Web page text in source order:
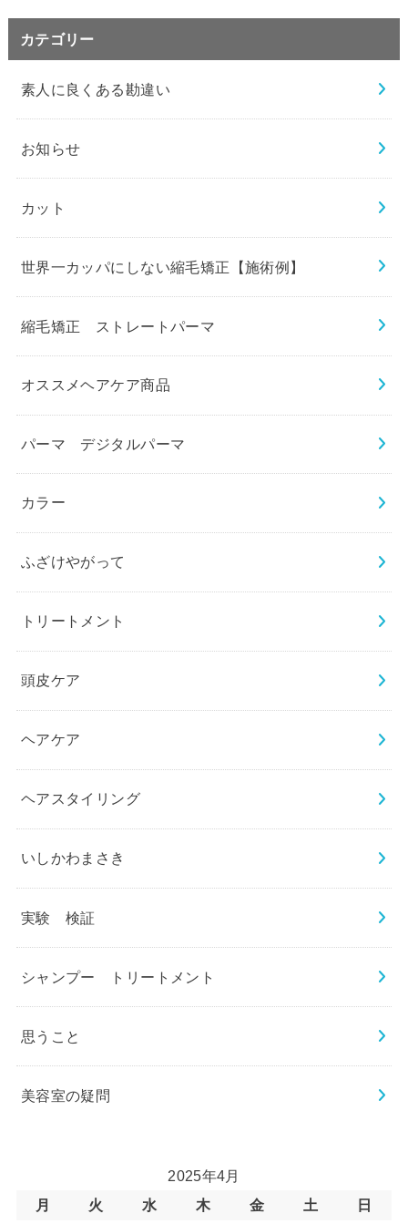
カテゴリー
素人に良くある勘違い
お知らせ
カット
世界一カッパにしない縮毛矯正【施術例】
縮毛矯正 ストレートパーマ
オススメヘアケア商品
パーマ デジタルパーマ
カラー
ふざけやがって
トリートメント
頭皮ケア
ヘアケア
ヘアスタイリング
いしかわまさき
実験 検証
シャンプー トリートメント
思うこと
美容室の疑問
2025年4月
月
火 水 木 金 土
日